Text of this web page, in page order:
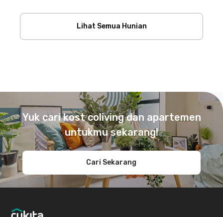
Lihat Semua Hunian
Yuk cari kost coliving dan apartemen
untukmu sekarang!
Cari Sekarang